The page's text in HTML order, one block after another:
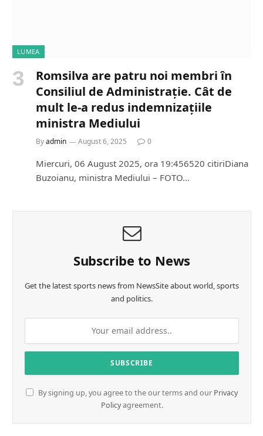
LUMEA
Romsilva are patru noi membri în
Consiliul de Administrație. Cât de
mult le-a redus indemnizațiile
ministra Mediului
Byadmin August 6, 2025 0
Miercuri, 06 August 2025, ora 19:456520 citiriDiana
Buzoianu, ministra Mediului – FOTO…
Subscribe to News
Get the latest sports news from NewsSite about world, sports
and politics.
By signing up, you agree to the our terms and our Privacy
Policyagreement.